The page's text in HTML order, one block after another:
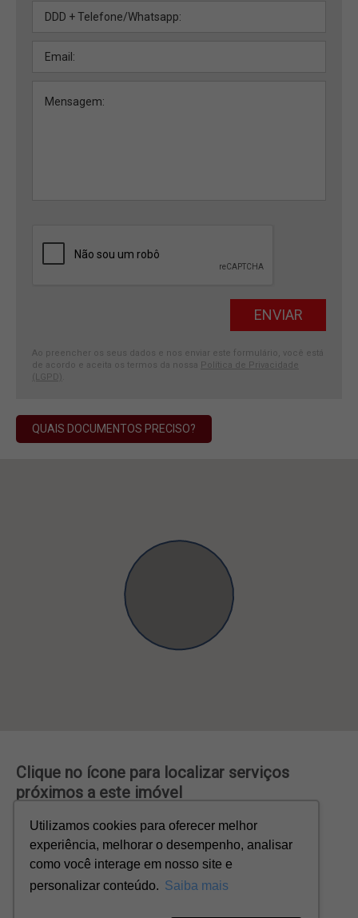
Ao preencher os seus dados e nos enviar este formulário, você está
de acordo e aceita os termos da nossa Política de Privacidade
(LGPD)
QUAIS DOCUMENTOS PRECISO?